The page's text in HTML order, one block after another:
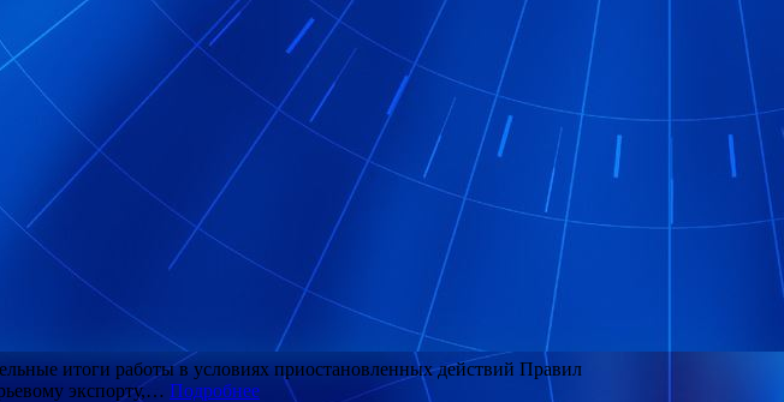
итоги работы в условиях приостановленных действий Правил
экспорту,… Подробнее